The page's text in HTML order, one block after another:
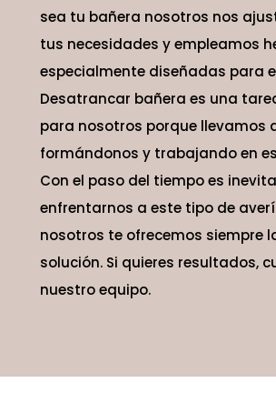
sea tu bañera nosotros nos
tus necesidades y empleamos
especialmente diseñadas para
Desatrancar bañera es una
para nosotros porque llevamos
formándonos y trabajando en
Con el paso del tiempo es
enfrentarnos a este tipo de
nosotros te ofrecemos siempre
solución. Si quieres resultados,
nuestro equipo.